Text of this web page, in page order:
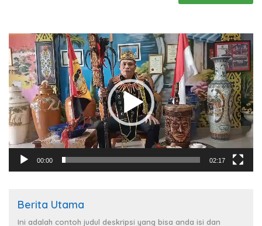
Pemutar
Video
00:00 02:17
Berita Utama
Ini adalah contoh judul deskripsi yang bisa anda isi dan